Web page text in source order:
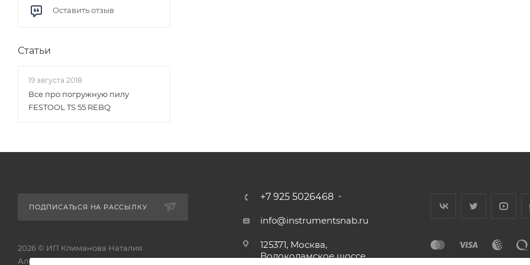
Оставить отзыв
Статьи
19 августа 2018
Все про погружную пилу
FESTOOL TS 55 REBQ
ПОДПИСАТЬСЯ НА РАССЫЛКУ
2026 © ИП Климанова Наталия
Александровна - интернет-магазин
+7 925 5026468
info@instrumentsnab.ru
125371, Москва,
Волоколамское шоссе,